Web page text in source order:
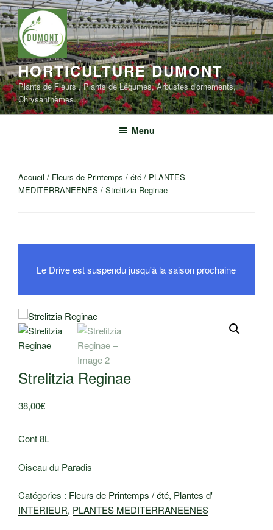
Aller
au
contenu
principal
HORTICULTURE DUMONT
Plants de Fleurs , Plants de Légumes, Arbustes d'ornements,
Chrysanthèmes……
Menu
Accueil / Fleurs de Printemps / été / PLANTES
MEDITERRANEENES / Strelitzia Reginae
Le Drive est suspendu jusqu'à la saison prochaine
Strelitzia Reginae
38,00€
Cont 8L
Oiseau du Paradis
Catégories : Fleurs de Printemps / été, Plantes d'
INTERIEUR, PLANTES MEDITERRANEENES